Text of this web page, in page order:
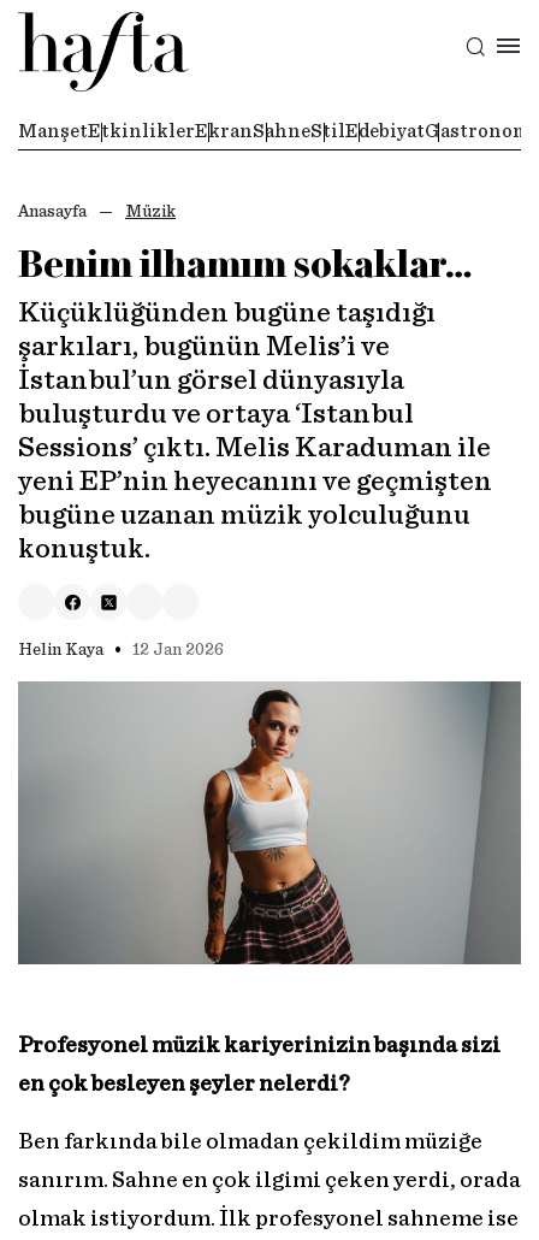
ManşetEtkinliklerEkranSahneStil EdebiyatGastronomi
Anasayfa Müzik
Benim ilhamım sokaklar…
Küçüklüğünden bugüne taşıdığı
şarkıları, bugünün Melis’i ve
İstanbul’un görsel dünyasıyla
buluşturdu ve ortaya ‘Istanbul
Sessions’ çıktı. Melis Karaduman ile
yeni EP’nin heyecanını ve geçmişten
bugüne uzanan müzik yolculuğunu
konuştuk.
Helin Kaya • 12 Jan 2026
Profesyonel müzik kariyerinizin başında sizi
en çok besleyen şeyler nelerdi?
Ben farkında bile olmadan çekildim müziğe
sanırım. Sahne en çok ilgimi çeken yerdi, orada
olmak istiyordum. İlk profesyonel sahneme ise